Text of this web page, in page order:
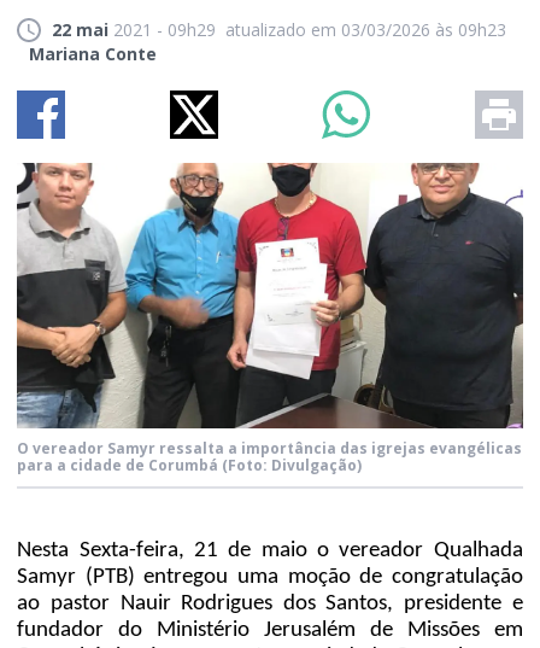
22 mai 2021 - 09h29 atualizado em 03/03/2026 às 09h23
Mariana Conte
O vereador Samyr ressalta a importância das igrejas evangélicas
para a cidade de Corumbá (Foto: Divulgação)
Nesta Sexta-feira, 21 de maio o vereador Qualhada
Samyr (PTB) entregou uma moção de congratulação
ao pastor Nauir Rodrigues dos Santos, presidente e
fundador do Ministério Jerusalém de Missões em